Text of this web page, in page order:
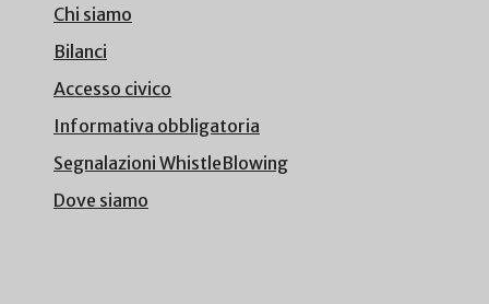
Chi siamo
Bilanci
Accesso civico
Informativa obbligatoria
Segnalazioni WhistleBlowing
Dove siamo